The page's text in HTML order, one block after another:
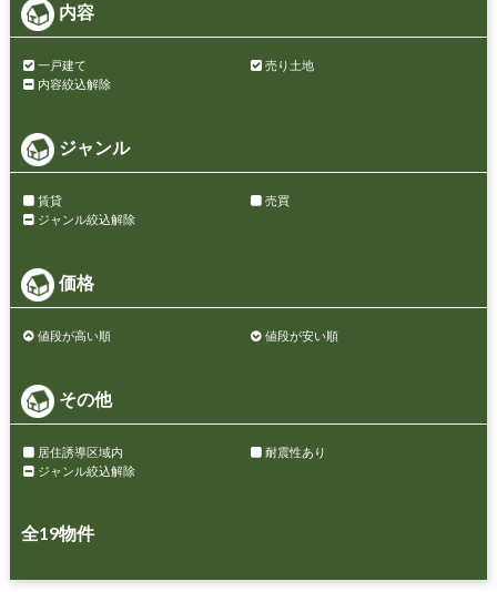
内容
一戸建て
売り土地
内容絞込解除
ジャンル
賃貸
売買
ジャンル絞込解除
価格
値段が高い順 値段が安い順
その他
居住誘導区域内
耐震性あり
ジャンル絞込解除
全19物件